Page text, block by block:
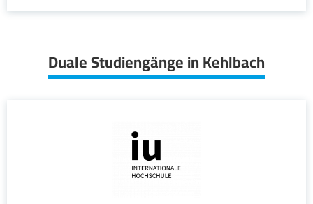
Duale Studiengänge in Kehlbach